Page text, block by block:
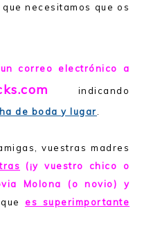
necesitamos que os
correo electrónico a
indicando
de boda y lugar
vuestras madres
(¡y vuestro chico o
Molona (o novio) y
quees superimportante